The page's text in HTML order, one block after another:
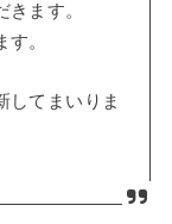
ます。
。
してまいりま